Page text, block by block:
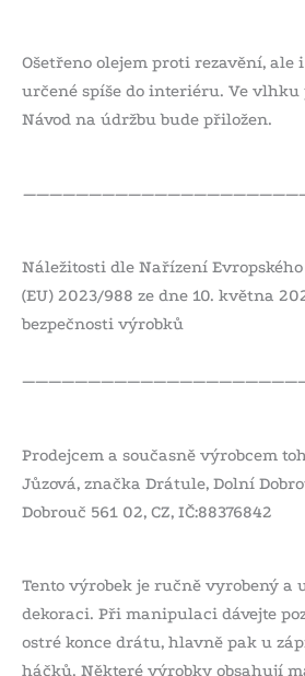
Ošetřeno olejem proti rezavění, ale
určené spíše do interiéru. Ve vlhku
Návod na údržbu bude přiložen.
Náležitosti dle Nařízení
(EU) 2023/988 ze dne 10. května
bezpečnosti
Prodejcem a současně výrobcem
Jůzová, značka Drátule, Dolní
Dobrouč 561 02, CZ, IČ:88376842
Tento výrobek je ručně vyrobený a
dekoraci. Při manipulaci dávejte
ostré konce drátu, hlavně pak u
háčků. Některé výrobky obsahují